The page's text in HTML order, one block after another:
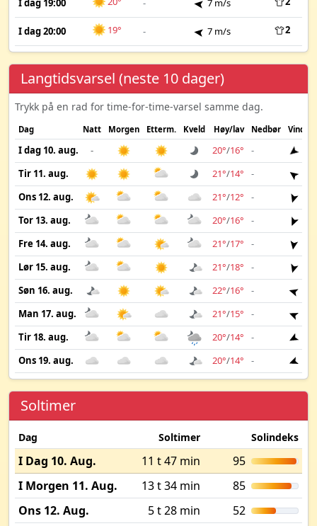
I dag 19:00 - 7 m/s
I dag 20:00 19° - 7 m/s 2
Langtidsvarsel (neste 10 dager)
Trykk på en rad for time-for-time-varsel samme dag.
Dag Natt Morgen Etterm. Kveld Høy/lav Nedbør Vind
I dag 10. aug. - 20°/16° -
Tir 11. aug.
21°/14° -
Ons 12. aug.
21°/12° -
Tor 13. aug.
20°/16° -
Fre 14. aug.
21°/17° -
Lør 15. aug.
21°/18° -
Søn 16. aug.
22°/16° -
Man 17. aug.
21°/15° -
Tir 18. aug.
20°/14° -
Ons 19. aug.
20°/14° -
Soltimer
Dag Soltimer Solindeks
I Dag 10. Aug. 11 t 47 min
95
I Morgen 11. Aug.
13 t 34 min
85
Ons 12. Aug.
5 t 28 min
52